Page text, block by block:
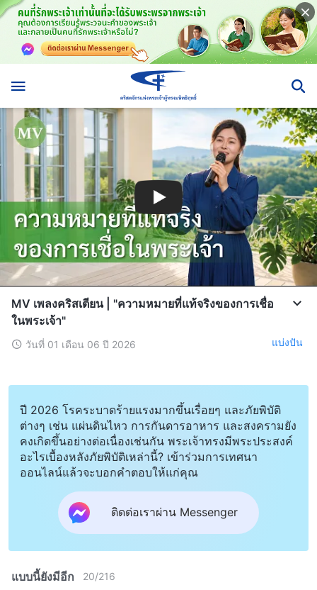
MV เพลงคริสเตียน | "ความหมายที่แท้จริงของการเชื่อ
ในพระเจ้า"
วันที่ 01 เดือน 06 ปี 2026 แบ่งปัน
ปี 2026 โรคระบาดร้ายแรงมากขึ้นเรื่อยๆ และภัยพิบัติ
ต่างๆ เช่น แผ่นดินไหว การกันดารอาหาร และสงครามยัง
คงเกิดขึ้นอย่างต่อเนื่องเช่นกัน พระเจ้าทรงมีพระประสงค์
อะไรเบื้องหลังภัยพิบัติเหล่านี้? เข้าร่วมการเทศนา
ออนไลน์แล้วจะบอกคำตอบให้แก่คุณ
ติดต่อเราผ่าน Messenger
แบบนี้ยังมีอีก 20/216